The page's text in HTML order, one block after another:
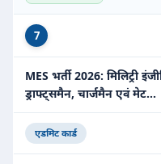
7
MES भर्ती 2026: मिलिट्री
ड्राफ्ट्समैन, चार्जमैन एवं मेट…
एडमिट कार्ड